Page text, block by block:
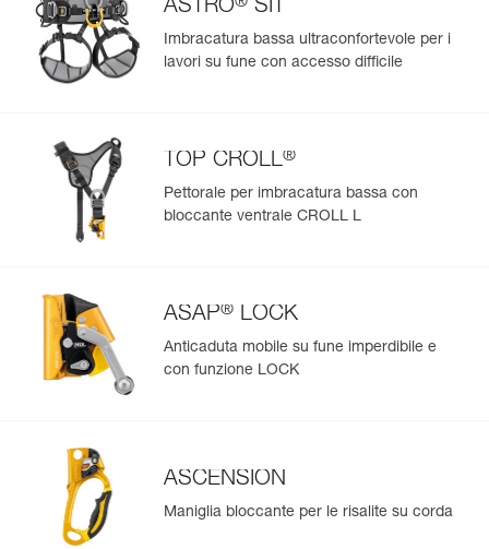
ASTRO SIT
Imbracatura bassa ultraconfortevole per i
lavori su fune con accesso difficile
TOP CROLL®
Pettorale per imbracatura bassa con
bloccante ventrale CROLL L
ASAP® LOCK
Anticaduta mobile su fune imperdibile e
con funzione LOCK
ASCENSION
Maniglia bloccante per le risalite su corda